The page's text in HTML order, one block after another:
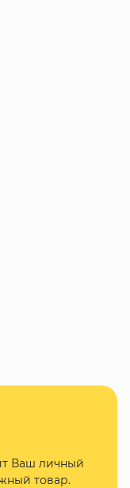
Ваш личный
товар.